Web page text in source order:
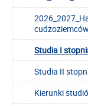
cudzoziemców
Studia I
Studia II
Kierunki